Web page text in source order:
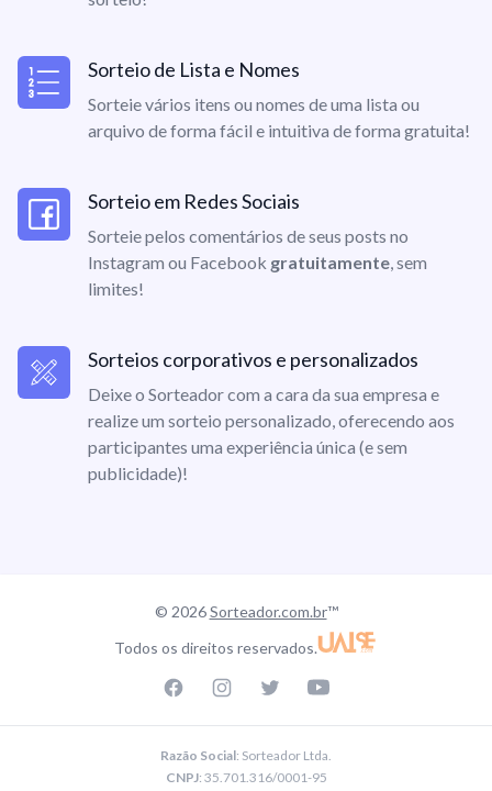
Sorteio de Lista e Nomes
Sorteie vários itens ou nomes de uma lista ou
arquivo de forma fácil e intuitiva de forma gratuita!
Sorteio em Redes Sociais
Sorteie pelos comentários de seus posts no
Instagram ou Facebook gratuitamente, sem
limites!
Sorteios corporativos e personalizados
Deixe o Sorteador com a cara da sua empresa e
realize um sorteio personalizado, oferecendo aos
participantes uma experiência única (e sem
publicidade)!
© 2026Sorteador.com.br™
Todos os direitos reservados.
Razão Social: Sorteador Ltda.
CNPJ: 35.701.316/0001-95